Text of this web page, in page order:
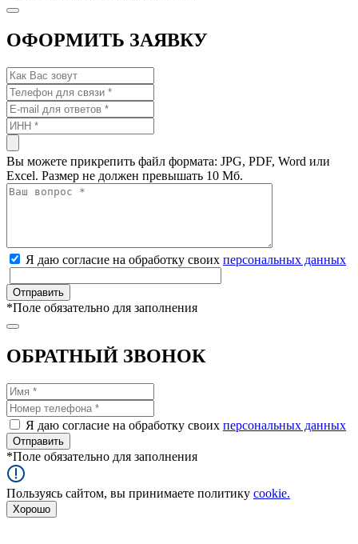
ОФОРМИТЬ ЗАЯВКУ
Вы можете прикрепить файл формата: JPG, PDF, Word или
Excel. Размер не должен превышать 10 Мб.
Я даю согласие на обработку своих персональных данных
*Поле обязательно для заполнения
ОБРАТНЫЙ ЗВОНОК
Я даю согласие на обработку своих персональных данных
*Поле обязательно для заполнения
Пользуясь сайтом, вы принимаете политику cookie.
Хорошо